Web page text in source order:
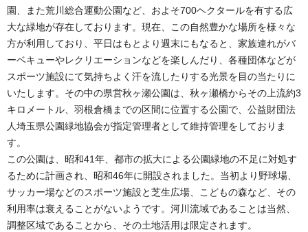
園、また荒川総合運動公園など、およそ700ヘクタールを有する広
大な緑地が存在しております。現在、この自然豊かな場所を様々な
方が利用しており、平日はもとより週末にもなると、家族連れがバ
ーベキューやレクリエーションなどを楽しんだり、各種団体などが
スポーツ施設にて気持ちよく汗を流したりする光景を目の当たりに
いたします。その中の県営秋ヶ瀬公園は、秋ヶ瀬橋からその上流約3
キロメートル、羽根倉橋までの区間に位置する公園で、公益財団法
人埼玉県公園緑地協会が指定管理者として維持管理をしておりま
す。
この公園は、昭和41年、都市の拡大による公園緑地の不足に対処す
るために計画され、昭和46年に開設されました。当初より野球場、
サッカー場などのスポーツ施設と芝生広場、こどもの森など、その
利用率は衰えることがないようです。河川流域であることは当然、
調整区域であることから、その土地活用は限定されます。